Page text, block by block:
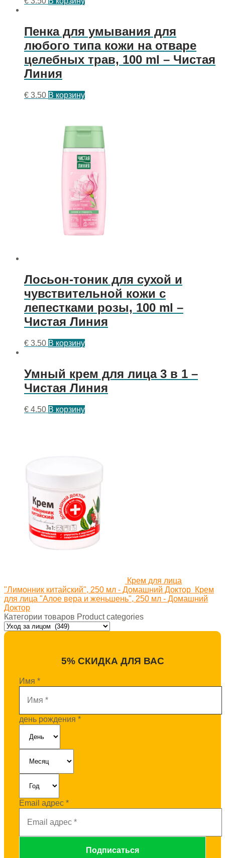
Пенка для умывания для
любого типа кожи на отваре
целебных трав, 100 ml – Чистая
Линия
€ 3.50 В корзину
Лосьон-тоник для сухой и
чувствительной кожи с
лепестками розы, 100 ml –
Чистая Линия
€ 3.50 В корзину
Умный крем для лица 3 в 1 –
Чистая Линия
€ 4.50 В корзину
Крем для лица
"Лимонник китайский", 250 мл - Домашний Доктор Крем
для лица "Алое вера и женьшень", 250 мл - Домашний
Доктор
Категории товаров Product categories
5% СКИДКА ДЛЯ ВАС
Имя *
день рождения *
Email адрес *